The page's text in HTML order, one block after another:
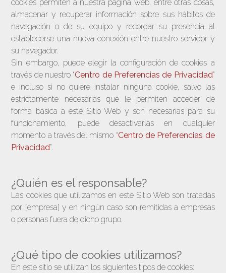
cookies permiten a nuestra página web, entre otras cosas,
almacenar y recuperar información sobre sus hábitos de
navegación o de su equipo y recordar su presencia al
establecerse una nueva conexión entre nuestro servidor y
su navegador.
Sin embargo, puede elegir la configuración de cookies a
través de nuestro “Centro de Preferencias de Privacidad”
e incluso si no quiere instalar ninguna cookie, salvo las
estrictamente necesarias que le permiten acceder de
forma básica a este Sitio Web y son necesarias para su
funcionamiento, puede desactivarlas en cualquier
momento a través del mismo “Centro de Preferencias de
Privacidad”.
¿Quién es el responsable?
Las cookies que utilizamos en este Sitio Web son tratadas
por [empresa] y en ningún caso son remitidas a empresas
o personas fuera de dicho grupo.
¿Qué tipo de cookies utilizamos?
En este sitio se utilizan los siguientes tipos de cookies: